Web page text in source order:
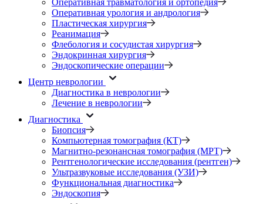
Оперативная травматология и ортопедия
Оперативная урология и андрология
Пластическая хирургия
Реанимация
Флебология и сосудистая хирургия
Эндокринная хирургия
Эндоскопические операции
Центр неврологии
Диагностика в неврологии
Лечение в неврологии
Диагностика
Биопсия
Компьютерная томография (КТ)
Магнитно-резонансная томография (МРТ)
Рентгенологические исследования (рентген)
Ультразвуковые исследования (УЗИ)
Функциональная диагностика
Эндоскопия